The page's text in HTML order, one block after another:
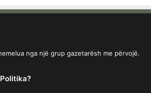
nga një grup gazetarësh me përvojë.